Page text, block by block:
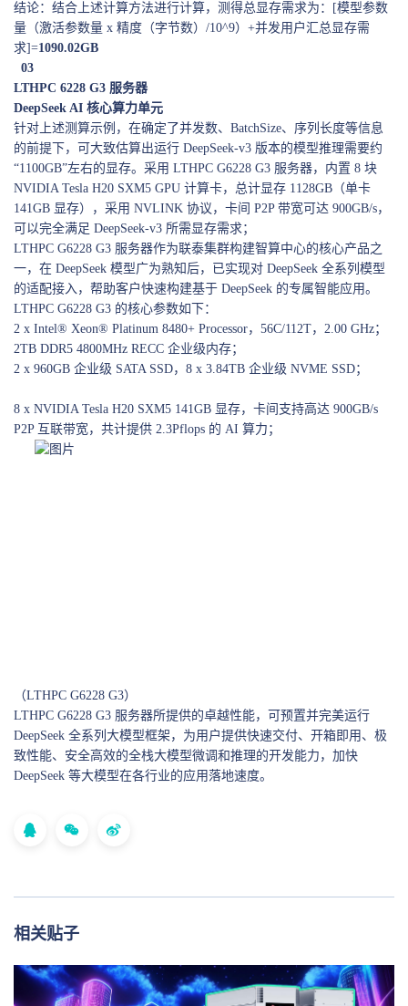
结论：结合上述计算方法进行计算，测得总显存需求为：[模型参数
量（激活参数量 x 精度（字节数）/10^9）+并发用户汇总显存需
求]=1090.02GB
03
LTHPC 6228 G3 服务器
DeepSeek AI 核心算力单元
针对上述测算示例，在确定了并发数、BatchSize、序列长度等信息
的前提下，可大致估算出运行 DeepSeek-v3 版本的模型推理需要约
“1100GB”左右的显存。采用 LTHPC G6228 G3 服务器，内置 8 块
NVIDIA Tesla H20 SXM5 GPU 计算卡，总计显存 1128GB（单卡
141GB 显存），采用 NVLINK 协议，卡间 P2P 带宽可达 900GB/s，
可以完全满足 DeepSeek-v3 所需显存需求；
LTHPC G6228 G3 服务器作为联泰集群构建智算中心的核心产品之
一，在 DeepSeek 模型广为熟知后，已实现对 DeepSeek 全系列模型
的适配接入，帮助客户快速构建基于 DeepSeek 的专属智能应用。
LTHPC G6228 G3 的核心参数如下：
2 x Intel® Xeon® Platinum 8480+ Processor，56C/112T，2.00 GHz；
2TB DDR5 4800MHz RECC 企业级内存；
2 x 960GB 企业级 SATA SSD，8 x 3.84TB 企业级 NVME SSD；
8 x NVIDIA Tesla H20 SXM5 141GB 显存，卡间支持高达 900GB/s
P2P 互联带宽，共计提供 2.3Pflops 的 AI 算力；
（LTHPC G6228 G3）
LTHPC G6228 G3 服务器所提供的卓越性能，可预置并完美运行
DeepSeek 全系列大模型框架，为用户提供快速交付、开箱即用、极
致性能、安全高效的全栈大模型微调和推理的开发能力，加快
DeepSeek 等大模型在各行业的应用落地速度。
相关贴子